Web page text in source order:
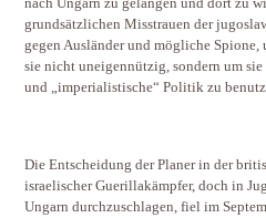
nach Ungarn zu gelangen und dort zu
grundsätzlichen Misstrauen der
gegen Ausländer und mögliche
sie nicht uneigennützig, sondern um
und „imperialistische“ Politik zu
Die Entscheidung der Planer in der
israelischer Guerillakämpfer, doch in
Ungarn durchzuschlagen, fiel im